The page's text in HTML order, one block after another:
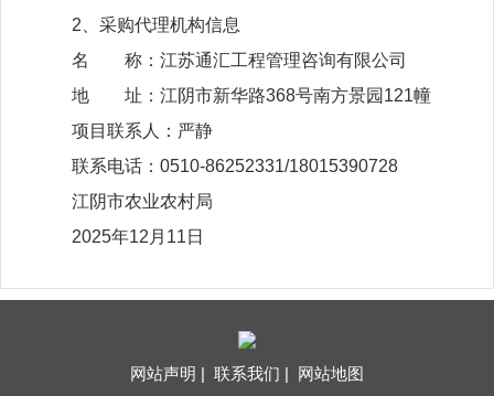
2、采购代理机构信息
名 称：江苏通汇工程管理咨询有限公司
地 址：江阴市新华路368号南方景园121幢
项目联系人：严静
联系电话：0510-86252331/18015390728
江阴市农业农村局
2025年12月11日
网站声明 | 联系我们 | 网站地图